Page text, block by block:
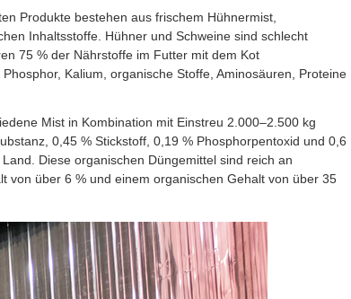
Produkte bestehen aus frischem Hühnermist,
Inhaltsstoffe. Hühner und Schweine sind schlecht
75 % der Nährstoffe im Futter mit dem Kot
Kalium, organische Stoffe, Aminosäuren, Proteine
Mist in Kombination mit Einstreu 2.000–2.500 kg
0,45 % Stickstoff, 0,19 % Phosphorpentoxid und 0,6
Diese organischen Düngemittel sind reich an
von über 6 % und einem organischen Gehalt von über 35